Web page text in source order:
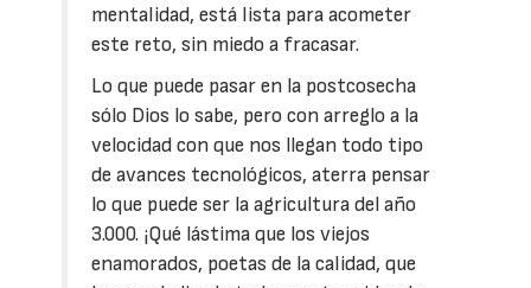
mentalidad, está lista para acometer
este reto, sin miedo a fracasar.
Lo que puede pasar en la postcosecha
sólo Dios lo sabe, pero con arreglo a la
velocidad con que nos llegan todo tipo
de avances tecnológicos, aterra pensar
lo que puede ser la agricultura del año
3.000. ¡Qué lástima que los viejos
enamorados, poetas de la calidad, que